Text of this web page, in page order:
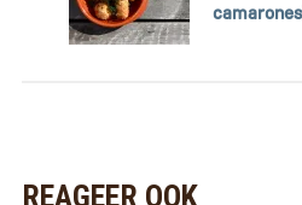
REAGEER OOK